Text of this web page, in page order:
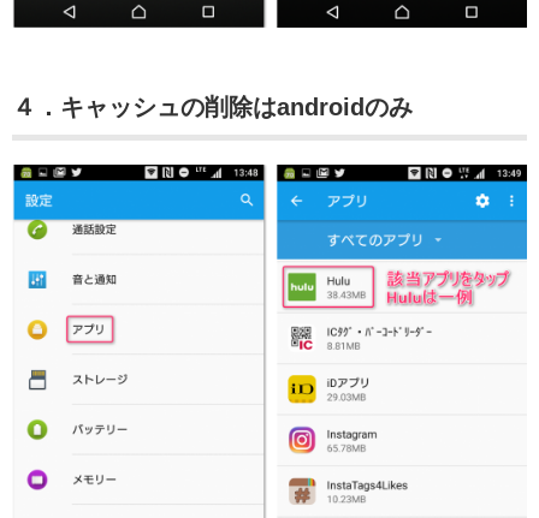
４．キャッシュの削除はandroidのみ